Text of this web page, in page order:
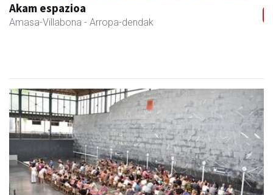
Zubimusu Ikastola
Amasa-Villabona - Hezkuntza